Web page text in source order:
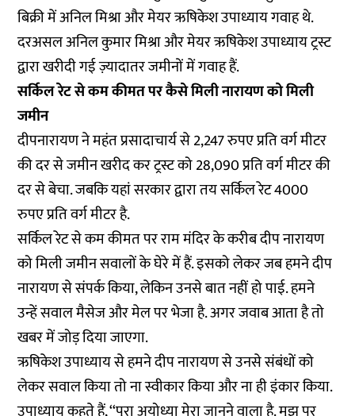
बिक्री में अनिल मिश्रा और मेयर ऋषिकेश उपाध्याय गवाह थे.
दरअसल अनिल कुमार मिश्रा और मेयर ऋषिकेश उपाध्याय ट्रस्ट
द्वारा खरीदी गई ज़्यादातर जमीनों में गवाह हैं.
सर्किल रेट से कम कीमत पर कैसे मिली नारायण को मिली
जमीन
दीपनारायण ने महंत प्रसादाचार्य से 2,247 रुपए प्रति वर्ग मीटर
की दर से जमीन खरीद कर ट्रस्ट को 28,090 प्रति वर्ग मीटर की
दर से बेचा. जबकि यहां सरकार द्वारा तय सर्किल रेट 4000
रुपए प्रति वर्ग मीटर है.
सर्किल रेट से कम कीमत पर राम मंदिर के करीब दीप नारायण
को मिली जमीन सवालों के घेरे में हैं. इसको लेकर जब हमने दीप
नारायण से संपर्क किया, लेकिन उनसे बात नहीं हो पाई. हमने
उन्हें सवाल मैसेज और मेल पर भेजा है. अगर जवाब आता है तो
खबर में जोड़ दिया जाएगा.
ऋषिकेश उपाध्याय से हमने दीप नारायण से उनसे संबंधों को
लेकर सवाल किया तो ना स्वीकार किया और ना ही इंकार किया.